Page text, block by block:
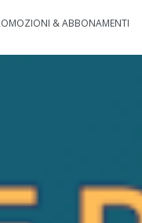
& ABBONAMENTI